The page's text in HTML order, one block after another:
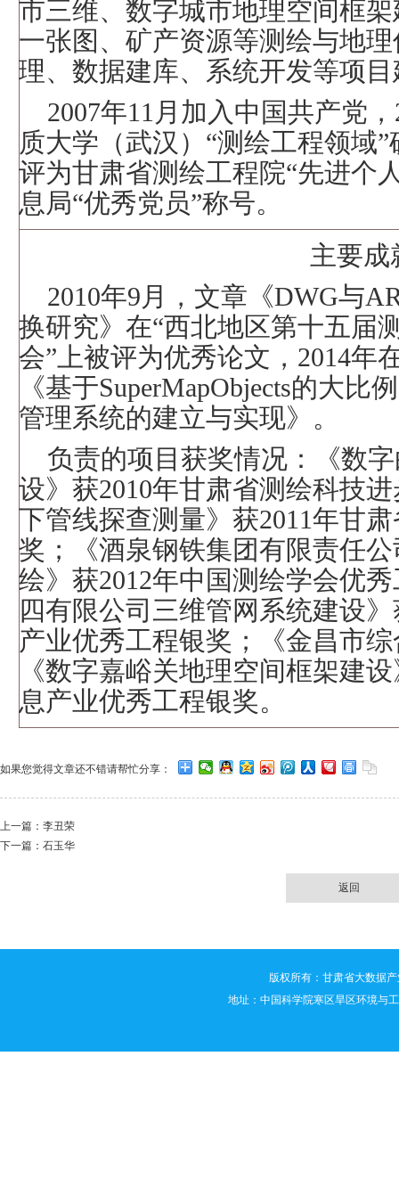
市三维、数字城市地理空间框
一张图、矿产资源等测绘与地
理、数据建库、系统开发等项
2007年11 月加入中国共产党，
质大学（武汉）“测绘工程领域
评为甘肃省测绘工程院“先进个
息局“优秀党员”称号。
主要成
2010年9 月，文章《DWG与
换研究》在“西北地区第十五届
会”上被评为优秀论文， 2014年
《基于SuperMapObjects的大比
管理系统的建立与实现》。
负责的项目获奖情况：《数
设》获2010年甘肃省测绘科技
下管线探查测量》获2011年甘
奖；《酒泉钢铁集团有限责任
绘》获2012年中国测绘学会优
四有限公司三维管网系统建设》
产业优秀工程银奖；《金昌市
《数字嘉峪关地理空间框架建
息产业优秀工程银奖。
如果您觉得文章还不错请帮忙分享：
上一篇： 李丑荣
下一篇： 石玉华
返回
版权所有：甘肃省大数据
地址：中国科学院寒区旱区环境与